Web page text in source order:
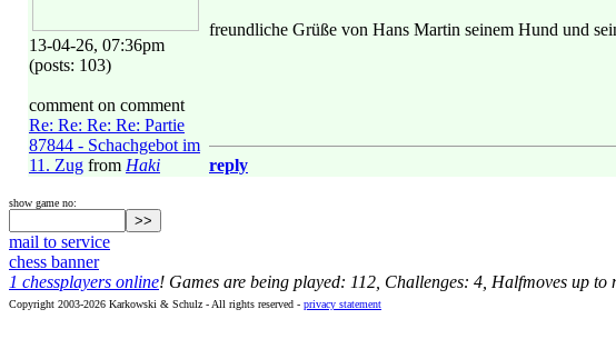
13-04-26, 07:36pm
(posts: 103)
comment on comment
Re: Re: Re: Re: Partie
87844 - Schachgebot im
11. Zug from Haki
freundliche Grüße von Hans Martin seinem Hund und
reply
show game no:
mail to service
chess banner
1 chessplayers online! Games are being played: 112, Challenges: 4, Halfmoves up to
Copyright 2003-2026 Karkowski & Schulz - All rights reserved - privacy statement